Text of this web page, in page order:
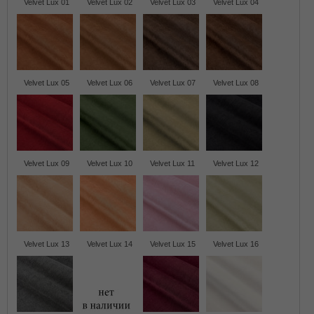
Velvet Lux 01 Velvet Lux 02 Velvet Lux 03 Velvet Lux 04
Velvet Lux 05 Velvet Lux 06 Velvet Lux 07 Velvet Lux 08
Velvet Lux 09 Velvet Lux 10 Velvet Lux 11 Velvet Lux 12
Velvet Lux 13 Velvet Lux 14 Velvet Lux 15 Velvet Lux 16